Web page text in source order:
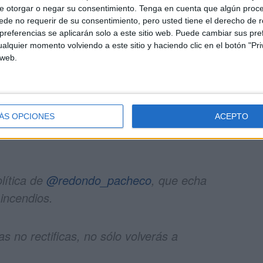
otorgar o negar su consentimiento. Tenga en cuenta que algún
no requerir de su consentimiento, pero usted tiene el derecho de
se aplicarán solo a este sitio web. Puede cambiar sus
momento volviendo a este sitio y haciendo clic en el botón
OPCIONES ACEPTO
pedía a Vox que dejara de vetarle en los plenos.
por su cuenta y al margen de la dirección de
relación alguna. No obstante, es a día de hoy un
cuánto tiempo.
de @redondo_pacheco, que echa
no rectificas, no sólo volverás a